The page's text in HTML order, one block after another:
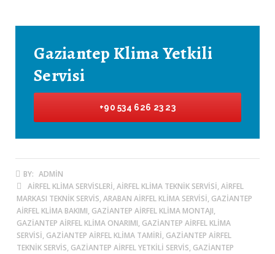
Gaziantep Klima Yetkili
Servisi
+90 534 626 23 23
BY: ADMIN
AIRFEL KLIMA SERVISLERI, AIRFEL KLIMA TEKNIK SERVISI, AIRFEL
MARKASI TEKNIK SERVIS, ARABAN AIRFEL KLIMA SERVISI, GAZIANTEP
AIRFEL KLIMA BAKIMI, GAZIANTEP AIRFEL KLIMA MONTAJI,
GAZIANTEP AIRFEL KLIMA ONARIMI, GAZIANTEP AIRFEL KLIMA
SERVISI, GAZIANTEP AIRFEL KLIMA TAMIRI, GAZIANTEP AIRFEL
TEKNIK SERVIS, GAZIANTEP AIRFEL YETKILI SERVIS, GAZIANTEP